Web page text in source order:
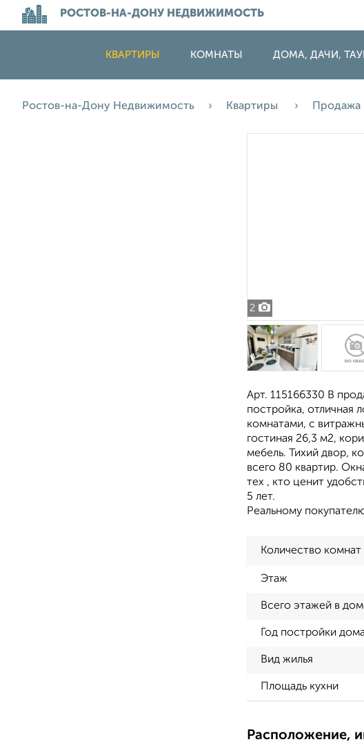
РОСТОВ-НА-ДОНУ НЕДВИЖИМОСТЬ
КВАРТИРЫ КОМНАТЫ ДОМА, ДАЧИ,
Ростов-на-Дону Недвижимость Квартиры Продажа
2
Арт. 115166330 В
постройка, отличная
комнатами, с
гостиная 26,3 м2,
мебель. Тихий двор,
всего 80 квартир.
тех , кто ценит
5 лет.
Реальному
Количество комнат
Этаж
Всего этажей в
Год постройки дома
Вид жилья
Площадь кухни
Расположение,